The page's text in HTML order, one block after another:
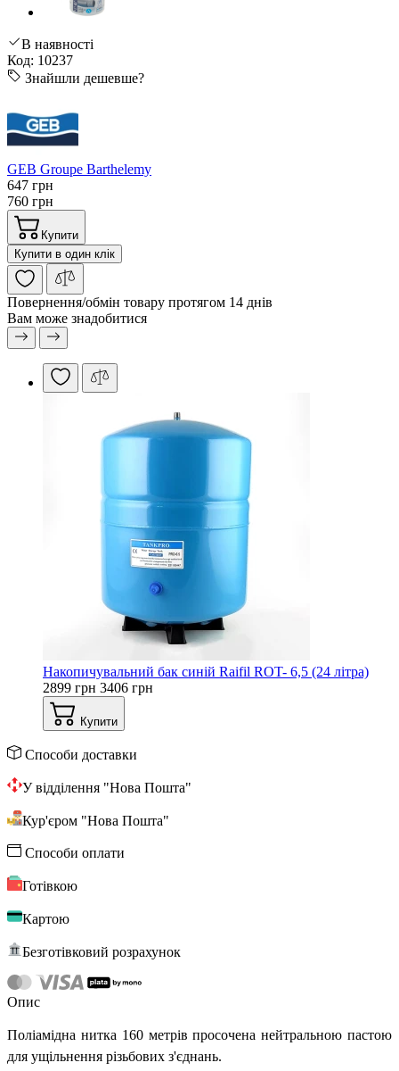
В наявності
Код: 10237
Знайшли дешевше?
GEB Groupe Barthelemy
647 грн
760 грн
Купити
Купити в один клік
Повернення/обмін товару протягом 14 днів
Вам може знадобитися
Накопичувальний бак синій Raifil ROT- 6,5 (24 літра)
2899 грн 3406 грн
Купити
Способи доставки
У відділення "Нова Пошта"
Кур'єром "Нова Пошта"
Способи оплати
Готівкою
Картою
Безготівковий розрахунок
Опис
Поліамідна нитка 160 метрів просочена нейтральною пастою
для ущільнення різьбових з'єднань.